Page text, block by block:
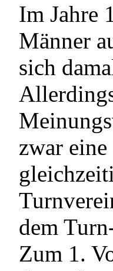
Im Jahre
Männer
sich
zwar
dem
Zum 1.